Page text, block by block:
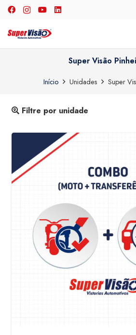
Super Visão
Início Unidades Super
Filtre por unidade